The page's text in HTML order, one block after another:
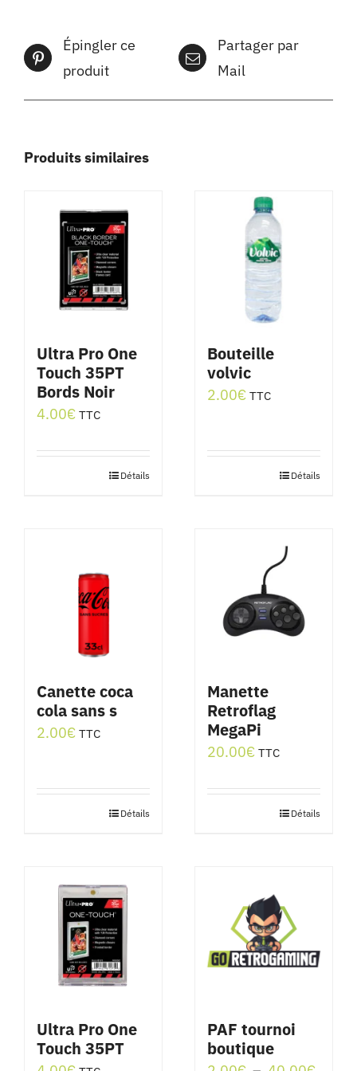
Épingler ce
produit
Partager par
Mail
Produits similaires
Ultra Pro One
Touch 35PT
Bords Noir
4.00€ TTC
Détails
Bouteille
volvic
2.00€ TTC
Détails
Canette coca
cola sans s
2.00€ TTC
Détails
Manette
Retroflag
MegaPi
20.00€ TTC
Détails
Ultra Pro One
Touch 35PT
PAF tournoi
boutique